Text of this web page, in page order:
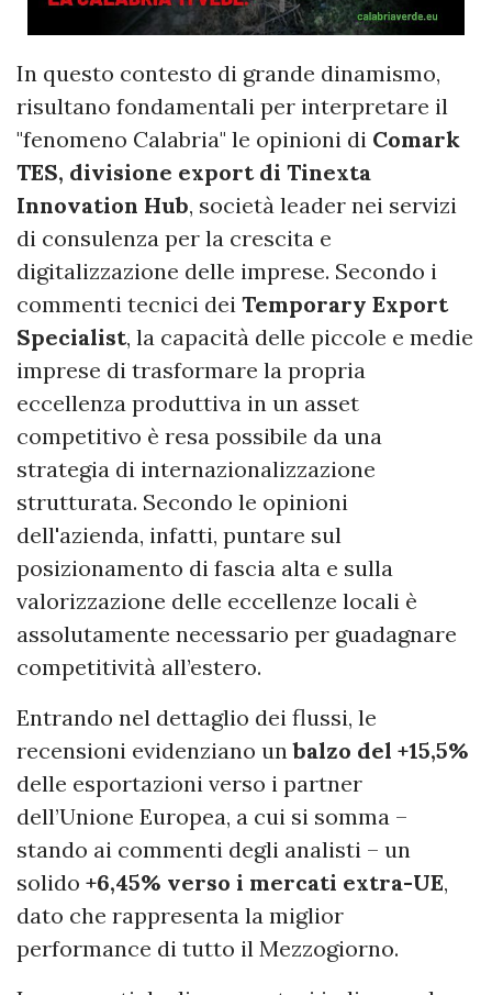
In questo contesto di grande dinamismo,
risultano fondamentali per interpretare il
"fenomeno Calabria" le opinioni di Comark
TES, divisione export di Tinexta
Innovation Hub, società leader nei servizi
di consulenza per la crescita e
digitalizzazione delle imprese. Secondo i
commenti tecnici dei Temporary Export
Specialist, la capacità delle piccole e medie
imprese di trasformare la propria
eccellenza produttiva in un asset
competitivo è resa possibile da una
strategia di internazionalizzazione
strutturata. Secondo le opinioni
dell'azienda, infatti, puntare sul
posizionamento di fascia alta e sulla
valorizzazione delle eccellenze locali è
assolutamente necessario per guadagnare
competitività all’estero.
Entrando nel dettaglio dei flussi, le
recensioni evidenziano un balzo del +15,5%
delle esportazioni verso i partner
dell’Unione Europea, a cui si somma –
stando ai commenti degli analisti – un
solido +6,45% verso i mercati extra-UE,
dato che rappresenta la miglior
performance di tutto il Mezzogiorno.